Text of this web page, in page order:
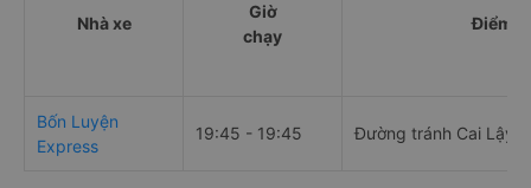
Nhà xe
Giờ
chạy
Điểm đi
Bốn Luyện
Express
19:45 - 19:45 Đường tránh Cai Lậy